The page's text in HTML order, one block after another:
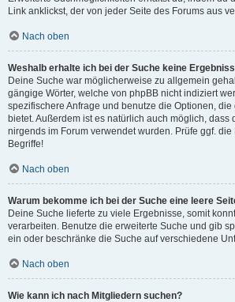
Link anklickst, der von jeder Seite des Forums aus
Nach oben
Weshalb erhalte ich bei der Suche keine
Deine Suche war möglicherweise zu allgemein
gängige Wörter, welche von phpBB nicht indiziert
spezifischere Anfrage und benutze die Optionen,
bietet. Außerdem ist es natürlich auch möglich, dass
nirgends im Forum verwendet wurden. Prüfe ggf.
Begriffe!
Nach oben
Warum bekomme ich bei der Suche eine leere
Deine Suche lieferte zu viele Ergebnisse, somit
verarbeiten. Benutze die erweiterte Suche und gib
ein oder beschränke die Suche auf verschiedene
Nach oben
Wie kann ich nach Mitgliedern suchen?